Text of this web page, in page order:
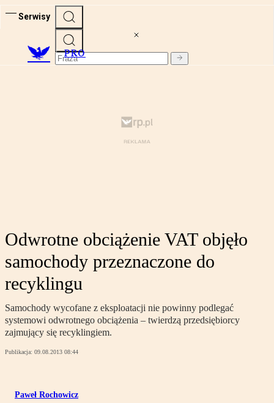
Serwisy
PRO
Odwrotne obciążenie VAT objęło
samochody przeznaczone do
recyklingu
Samochody wycofane z eksploatacji nie powinny podlegać
systemowi odwrotnego obciążenia – twierdzą przedsiębiorcy
zajmujący się recyklingiem.
Publikacja: 09.08.2013 08:44
Paweł Rochowicz